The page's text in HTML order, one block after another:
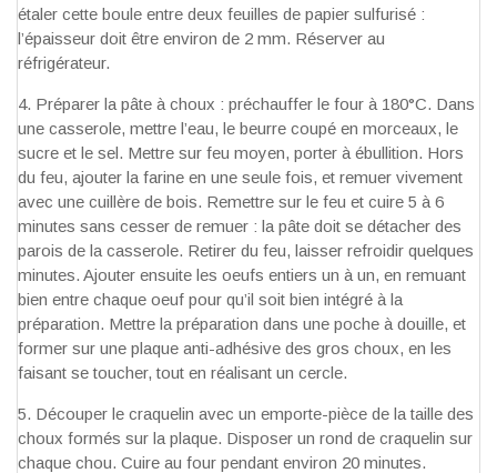
étaler cette boule entre deux feuilles de papier sulfurisé :
l’épaisseur doit être environ de 2 mm. Réserver au
réfrigérateur.
Préparer la pâte à choux : préchauffer le four à 180°C. Dans
une casserole, mettre l’eau, le beurre coupé en morceaux, le
sucre et le sel. Mettre sur feu moyen, porter à ébullition. Hors
du feu, ajouter la farine en une seule fois, et remuer vivement
avec une cuillère de bois. Remettre sur le feu et cuire 5 à 6
minutes sans cesser de remuer : la pâte doit se détacher des
parois de la casserole. Retirer du feu, laisser refroidir quelques
minutes. Ajouter ensuite les oeufs entiers un à un, en remuant
bien entre chaque oeuf pour qu’il soit bien intégré à la
préparation. Mettre la préparation dans une poche à douille, et
former sur une plaque anti-adhésive des gros choux, en les
faisant se toucher, tout en réalisant un cercle.
Découper le craquelin avec un emporte-pièce de la taille des
choux formés sur la plaque. Disposer un rond de craquelin sur
chaque chou. Cuire au four pendant environ 20 minutes.